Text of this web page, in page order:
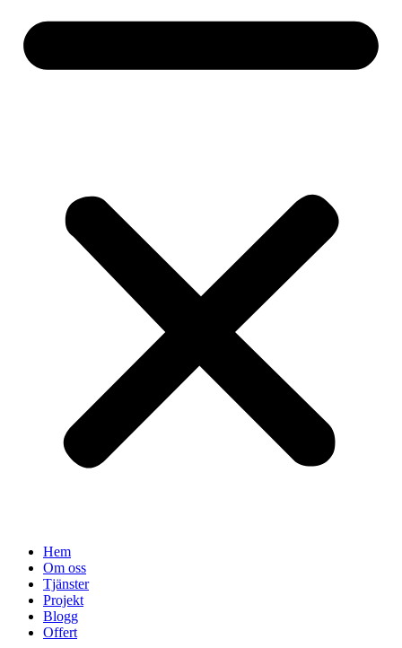
Hem
Om oss
Tjänster
Projekt
Blogg
Offert